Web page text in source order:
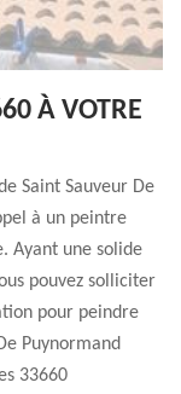
À VOTRE
Saint Sauveur De
à un peintre
Ayant une solide
pouvez solliciter
pour peindre
Puynormand
33660